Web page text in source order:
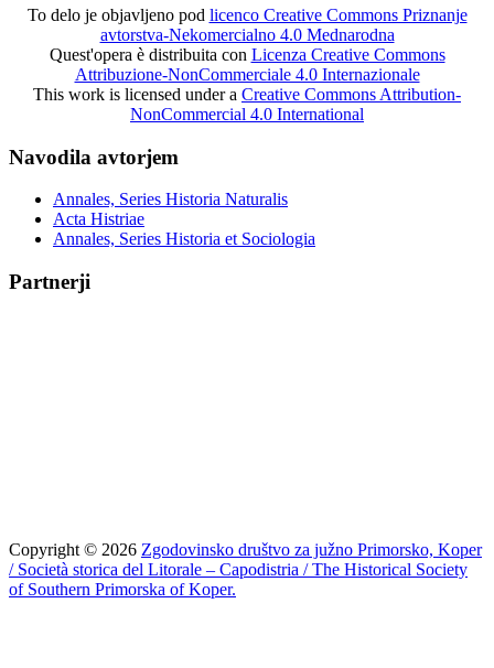
To delo je objavljeno pod licenco Creative Commons Priznanje
avtorstva-Nekomercialno 4.0 Mednarodna
Quest'opera è distribuita con Licenza Creative Commons
Attribuzione-NonCommerciale 4.0 Internazionale
This work is licensed under a Creative Commons Attribution-
NonCommercial 4.0 International
Navodila avtorjem
Annales, Series Historia Naturalis
Acta Histriae
Annales, Series Historia et Sociologia
Partnerji
Copyright © 2026 Zgodovinsko društvo za južno Primorsko, Koper
/ Società storica del Litorale – Capodistria / The Historical Society
of Southern Primorska of Koper.